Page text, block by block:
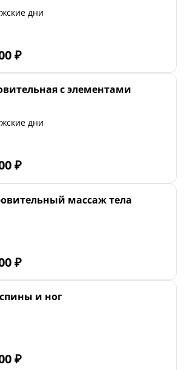
дни
₽
с элементами
дни
₽
массаж тела
₽
и ног
₽